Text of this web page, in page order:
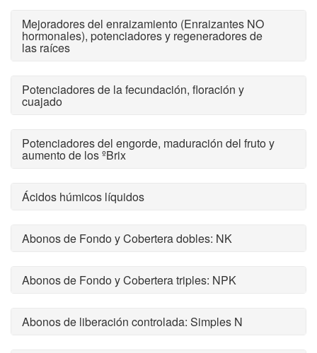
Mejoradores del enraizamiento (Enraizantes NO
hormonales), potenciadores y regeneradores de
las raíces
Potenciadores de la fecundación, floración y
cuajado
Potenciadores del engorde, maduración del fruto y
aumento de los ºBrix
Ácidos húmicos líquidos
Abonos de Fondo y Cobertera dobles: NK
Abonos de Fondo y Cobertera triples: NPK
Abonos de liberación controlada: Simples N